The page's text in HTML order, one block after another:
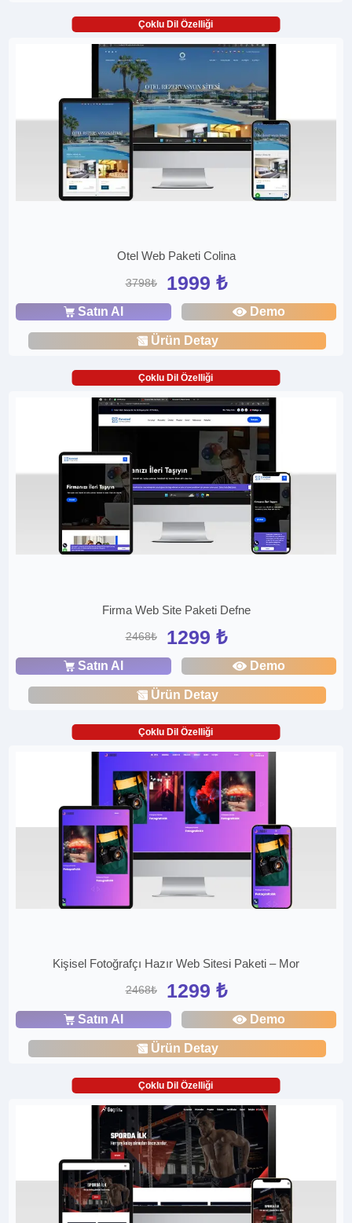
Çoklu Dil Özelliği
Otel Web Paketi Colina
3798₺ 1999 ₺
Satın Al Demo
Ürün Detay
Çoklu Dil Özelliği
Firma Web Site Paketi Defne
2468₺ 1299 ₺
Satın Al Demo
Ürün Detay
Çoklu Dil Özelliği
Kişisel Fotoğrafçı Hazır Web Sitesi Paketi – Mor
2468₺ 1299 ₺
Satın Al Demo
Ürün Detay
Çoklu Dil Özelliği